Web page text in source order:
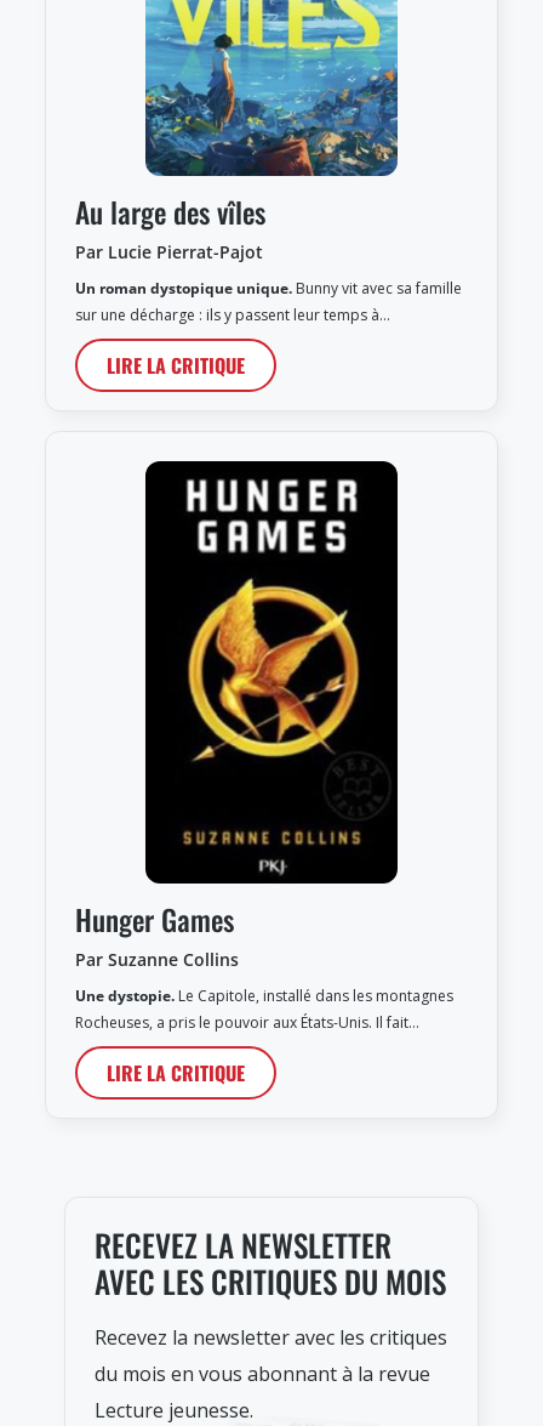
Au large des vîles
Par Lucie Pierrat-Pajot
Un roman dystopique unique. Bunny vit avec sa famille
sur une décharge : ils y passent leur temps à…
LIRE LA CRITIQUE
Hunger Games
Par Suzanne Collins
Une dystopie. Le Capitole, installé dans les montagnes
Rocheuses, a pris le pouvoir aux États-Unis. Il fait…
LIRE LA CRITIQUE
RECEVEZ LA NEWSLETTER
AVEC LES CRITIQUES DU MOIS
Recevez la newsletter avec les critiques
du mois en vous abonnant à la revue
Lecture jeunesse.